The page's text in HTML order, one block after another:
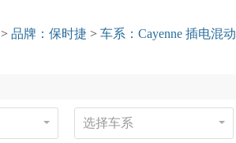
>品牌：保时捷 >车系：Cayenne 插电混动
选择车系